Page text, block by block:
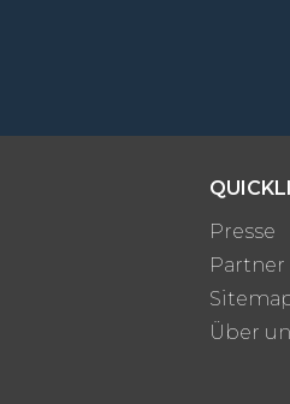
Presse
Partner
Über